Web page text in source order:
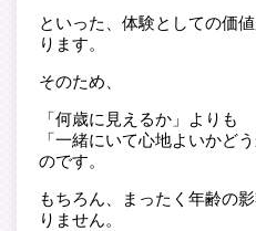
といった、体験としての価
ります。
そのため、
「何歳に見えるか」よりも
「一緒にいて心地よいかど
のです。
もちろん、まったく年齢の
りません。